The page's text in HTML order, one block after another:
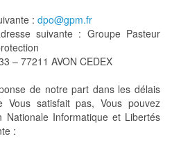
: dpo@gpm.fr
suivante : Groupe Pasteur
– 77211 AVON CEDEX
de notre part dans les délais
satisfait pas, Vous pouvez
Nationale Informatique et Libertés
: